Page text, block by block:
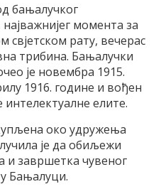
бањалучког
момента за
свјетском рату, вечерас
трибина. Бањалучки
је новембра 1915.
1916. године и вођен
елите.
око удружења
је да обиљежи
и завршетка чувеног
Бањалуци.